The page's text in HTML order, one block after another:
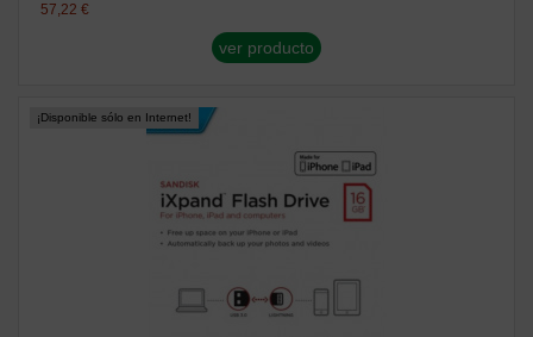
57,22 €
ver producto
¡Disponible sólo en Internet!